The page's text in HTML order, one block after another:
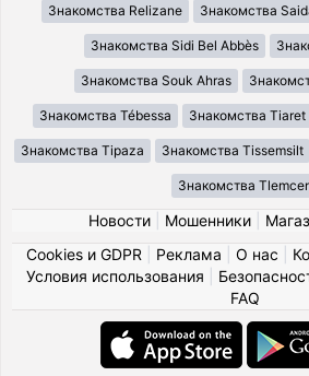
Знакомства Relizane Знакомства
Знакомства Sidi Bel Abbès
Знакомства Souk Ahras
Знакомства Tébessa Знакомства Tiaret
Знакомства Tipaza Знакомства Tissemsilt
Знакомства
Новости| Мошенники|
Cookies и GDPR
Реклама О нас
Условия использования
FAQ